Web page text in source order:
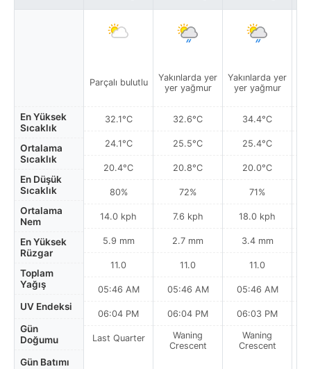
En Yüksek
Sıcaklık
Ortalama
Sıcaklık
En Düşük
Sıcaklık
Ortalama
Nem
En Yüksek
Rüzgar
Toplam
Yağış
UV Endeksi
Gün
Doğumu
Gün Batımı
Parçalı bulutlu
32.1°C
24.1°C
20.4°C
80%
14.0 kph
5.9 mm
11.0
05:46 AM
06:04 PM
Last Quarter
Yakınlarda yer
yer yağmur
32.6°C
25.5°C
20.8°C
72%
7.6 kph
2.7 mm
11.0
05:46 AM
06:04 PM
Waning
Crescent
Yakınlarda yer
yer yağmur
34.4°C
25.4°C
20.0°C
71%
18.0 kph
3.4 mm
11.0
05:46 AM
06:03 PM
Waning
Crescent